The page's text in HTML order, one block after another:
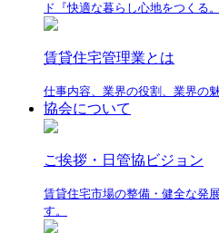
ド『快適な暮らし心地をつくる。
賃貸住宅管理業とは
仕事内容、業界の役割、業界の
協会について
ご挨拶・日管協ビジョン
賃貸住宅市場の整備・健全な発
す。